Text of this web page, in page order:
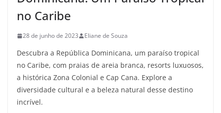
no Caribe
28 de junho de 2023 Eliane de Souza
Descubra a República Dominicana, um paraíso tropical
no Caribe, com praias de areia branca, resorts luxuosos,
a histórica Zona Colonial e Cap Cana. Explore a
diversidade cultural e a beleza natural desse destino
incrível.